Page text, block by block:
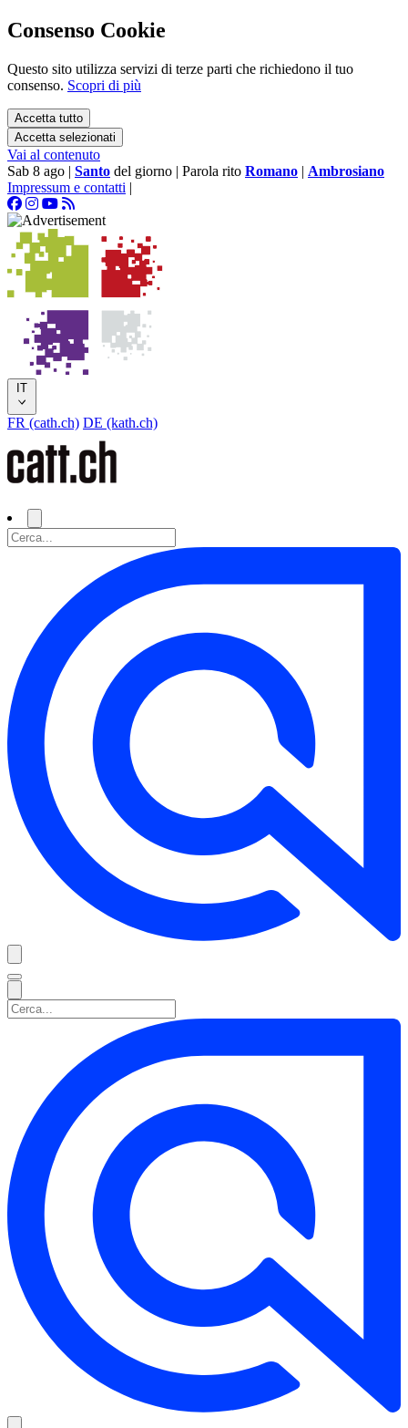
Consenso Cookie
Questo sito utilizza servizi di terze parti che richiedono il tuo
consenso. Scopri di più
Accetta tutto
Accetta selezionati
Vai al contenuto
Sab 8 ago | Santo del giorno | Parola rito Romano | Ambrosiano
Impressum e contatti |
IT
FR (cath.ch) DE (kath.ch)